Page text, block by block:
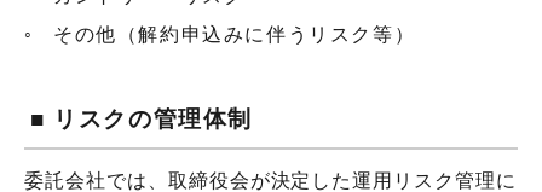
その他（解約申込みに伴うリスク等）
■ リスクの管理体制
委託会社では、取締役会が決定した運用リスク管理に